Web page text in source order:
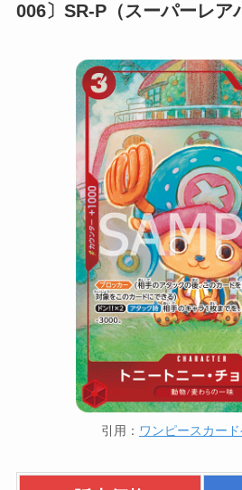
006〕SR-P（スーパーレア
引用： ワンピースカー